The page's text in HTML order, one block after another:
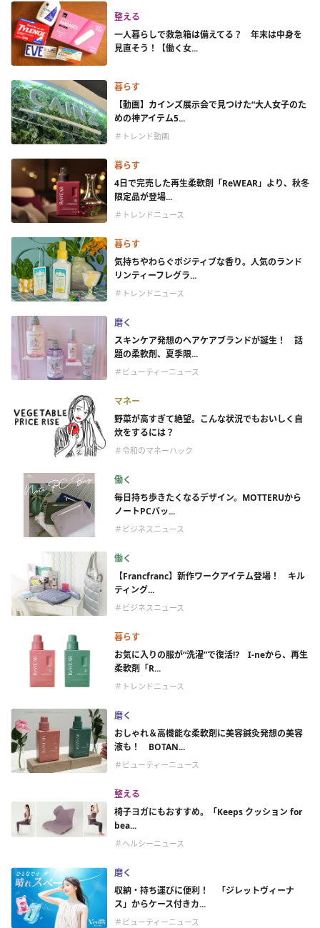
整える
一人暮らしで救急箱は備えてる？ 年末は中身を
見直そう！【働く女...
暮らす
【動画】カインズ展示会で見つけた“大人女子のた
めの神アイテム5...
＃トレンド動画
暮らす
4日で完売した再生柔軟剤「ReWEAR」より、秋冬
限定品が登場...
＃トレンドニュース
暮らす
気持ちやわらぐポジティブな香り。人気のランド
リンティーフレグラ...
＃トレンドニュース
磨く
スキンケア発想のヘアケアブランドが誕生！ 話
題の柔軟剤、夏季限...
＃ビューティーニュース
マネー
野菜が高すぎて絶望。こんな状況でもおいしく自
炊をするには？
＃令和のマネーハック
働く
毎日持ち歩きたくなるデザイン。MOTTERUから
ノートPCバッ...
＃ビジネスニュース
働く
【Francfranc】新作ワークアイテム登場！ キル
ティング...
＃ビジネスニュース
暮らす
お気に入りの服が“洗濯”で復活⁉ I-neから、再生
柔軟剤「R...
＃トレンドニュース
磨く
おしゃれ＆高機能な柔軟剤に美容鍼灸発想の美容
液も！ BOTAN...
＃ビューティーニュース
整える
椅子ヨガにもおすすめ。「Keeps クッション for
bea...
＃ヘルシーニュース
磨く
収納・持ち運びに便利！ 「ジレットヴィーナ
ス」からケース付きカ...
＃ビューティーニュース